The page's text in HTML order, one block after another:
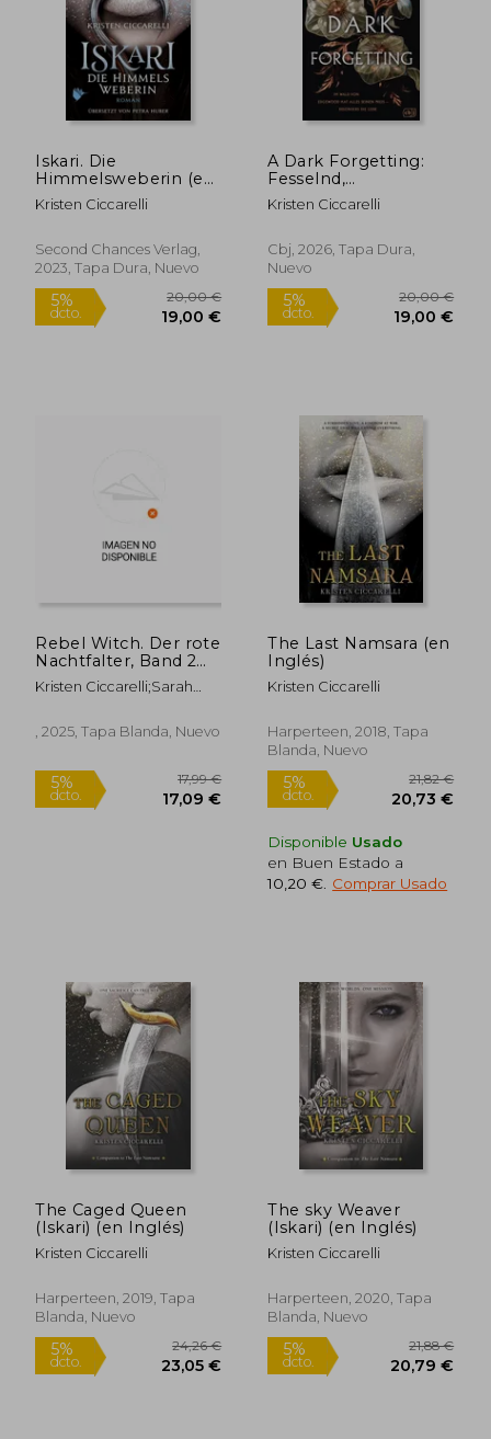
5%
dcto.
Iskari. Die
Himmelsweberin (en
Alemán)
Kristen Ciccarelli
Second Chances Verlag,
2023, Tapa Dura, Nuevo
5%
dcto. 19,00 €
A Dark Forgetting:
Fesselnd,
atmosphrisch und
romantisch -
internationalen
Bestsellerautorin
Alemán)
Kristen Ciccarelli
Cbj, 2026, Tapa Dura,
Nuevo
5%
dcto.
Rebel Witch. Der rote
Nachtfalter, Band 2
(en ,Alemán)
Kristen Ciccarelli;Sarah
, 2025, Tapa Blanda, Nuevo
The Last Namsara (en
Inglés)
Kristen Ciccarelli
Harperteen, 2018, Tapa
Blanda, Nuevo
Disponible Usado
en Buen Estado a
10,20 € Comprar Usado
The Caged Queen
(Iskari) (en Inglés)
Kristen Ciccarelli
Harperteen, 2019, Tapa
Blanda, Nuevo
The sky Weaver
(Iskari) (en Inglés)
Kristen Ciccarelli
Harperteen, 2020, Tapa
Blanda, Nuevo